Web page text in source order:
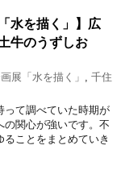
水を描く」】広
牛のうずしお
展「水を描く」
千住
って調べていた時期が
の関心が強いです。不
ことをまとめていき